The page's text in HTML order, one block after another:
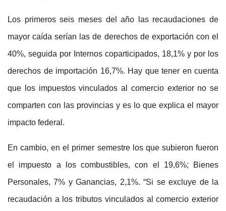
Los primeros seis meses del año las recaudaciones de
mayor caída serían las de derechos de exportación con el
40%, seguida por Internos coparticipados, 18,1% y por los
derechos de importación 16,7%. Hay que tener en cuenta
que los impuestos vinculados al comercio exterior no se
comparten con las provincias y es lo que explica el mayor
impacto federal.
En cambio, en el primer semestre los que subieron fueron
el impuesto a los combustibles, con el 19,6%; Bienes
Personales, 7% y Ganancias, 2,1%. “Si se excluye de la
recaudación a los tributos vinculados al comercio exterior